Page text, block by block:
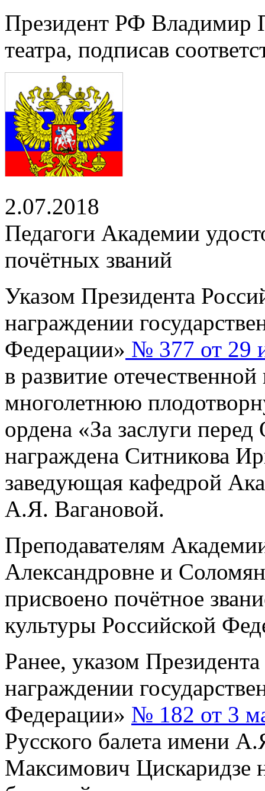
Президент РФ Владимир
театра, подписав
2.07.2018
Педагоги Академии
почётных званий
Указом Президента
награждении
Федерации» № 377 от 29
в развитие
многолетнюю
ордена «За заслуги
награждена Ситникова
заведующая кафедрой
А.Я. Вагановой.
Преподавателям
Александровне и
присвоено почётное
культуры Российской
Ранее, указом
награждении
Федерации» № 182 от 3
Русского балета имени
Максимович Цискаридзе